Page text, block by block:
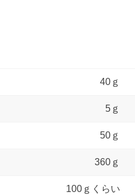
40ｇ
5ｇ
50ｇ
360ｇ
100ｇくらい